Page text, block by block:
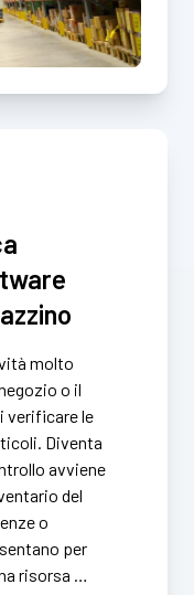
molto
o il
verificare le
Diventa
avviene
del
o
per
risorsa …